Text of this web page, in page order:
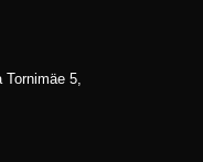
5,